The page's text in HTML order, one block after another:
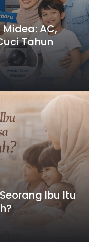
Midea: AC,
Tahun
Ibu Itu